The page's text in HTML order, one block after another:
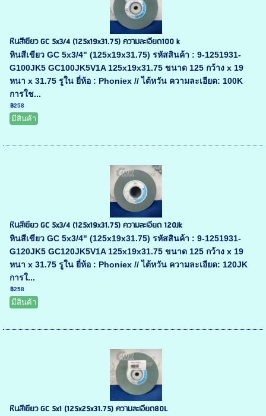
หินสีเขียว GC 5x3/4 (125x19x31.75) ความละเอียด100 k
หินสีเขียว GC 5x3/4" (125x19x31.75) รหัสสินค้า : 9-1251931-
G100JK5 GC100JK5V1A 125x19x31.75 ขนาด 125 กว้าง x 19
หนา x 31.75 รูใน ยี่ห้อ : Phoniex // ไต้หวัน ความละเอียด: 100K
การใช...
฿258
มีสินค้า
หินสีเขียว GC 5x3/4 (125x19x31.75) ความละเอียด 120Jk
หินสีเขียว GC 5x3/4" (125x19x31.75) รหัสสินค้า : 9-1251931-
G120JK5 GC120JK5V1A 125x19x31.75 ขนาด 125 กว้าง x 19
หนา x 31.75 รูใน ยี่ห้อ : Phoniex // ไต้หวัน ความละเอียด: 120JK
การใ...
฿258
มีสินค้า
หินสีเขียว GC 5x1 (125x25x31.75) ความละเอียด80L